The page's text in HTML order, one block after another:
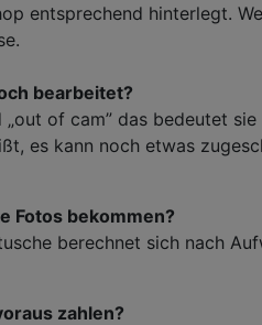
entsprechend hinterlegt.
bearbeitet?
„out of cam” das bedeutet
es kann noch etwas
Fotos bekommen?
berechnet sich nach
zahlen?